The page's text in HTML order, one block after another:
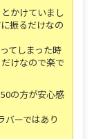
かけていまし
振るだけなの
てしまった時
けなので楽で
の方が安心感
バーではあり